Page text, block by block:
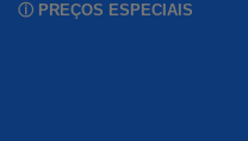
ⓘ PREÇOS ESPECIAIS